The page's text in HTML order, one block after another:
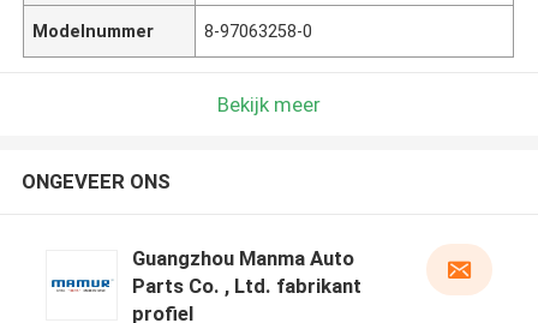
Modelnummer 8-97063258-0
Bekijk meer
ONGEVEER ONS
Guangzhou Manma Auto
Parts Co. , Ltd. fabrikant
profiel